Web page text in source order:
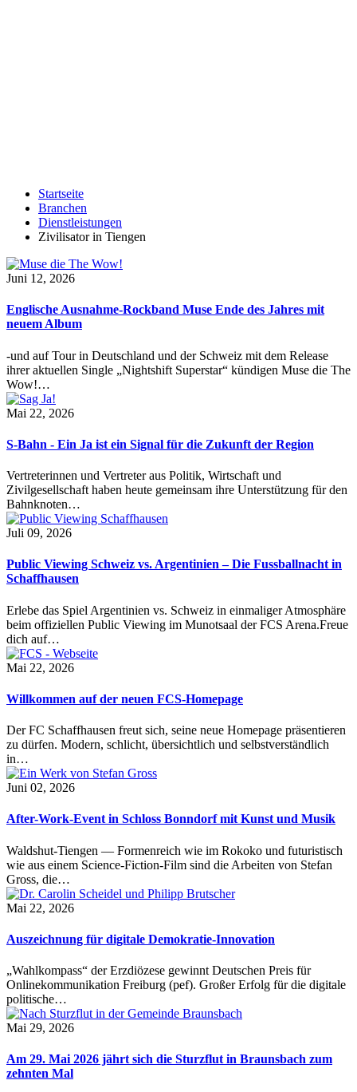
Startseite
Branchen
Dienstleistungen
Zivilisator in Tiengen
Juni 12, 2026
Englische Ausnahme-Rockband Muse Ende des Jahres mit
neuem Album
-und auf Tour in Deutschland und der Schweiz mit dem Release
ihrer aktuellen Single „Nightshift Superstar“ kündigen Muse die The
Wow!…
Mai 22, 2026
S-Bahn - Ein Ja ist ein Signal für die Zukunft der Region
Vertreterinnen und Vertreter aus Politik, Wirtschaft und
Zivilgesellschaft haben heute gemeinsam ihre Unterstützung für den
Bahnknoten…
Juli 09, 2026
Public Viewing Schweiz vs. Argentinien – Die Fussballnacht in
Schaffhausen
Erlebe das Spiel Argentinien vs. Schweiz in einmaliger Atmosphäre
beim offiziellen Public Viewing im Munotsaal der FCS Arena.Freue
dich auf…
Mai 22, 2026
Willkommen auf der neuen FCS-Homepage
Der FC Schaffhausen freut sich, seine neue Homepage präsentieren
zu dürfen. Modern, schlicht, übersichtlich und selbstverständlich
in…
Juni 02, 2026
After-Work-Event in Schloss Bonndorf mit Kunst und Musik
Waldshut-Tiengen — Formenreich wie im Rokoko und futuristisch
wie aus einem Science-Fiction-Film sind die Arbeiten von Stefan
Gross, die…
Mai 22, 2026
Auszeichnung für digitale Demokratie-Innovation
„Wahlkompass“ der Erzdiözese gewinnt Deutschen Preis für
Onlinekommunikation Freiburg (pef). Großer Erfolg für die digitale
politische…
Mai 29, 2026
Am 29. Mai 2026 jährt sich die Sturzflut in Braunsbach zum
zehnten Mal